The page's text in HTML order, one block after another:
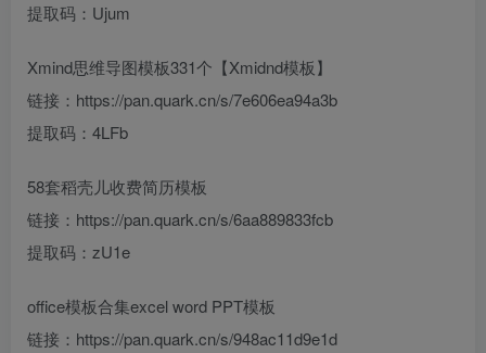
提取码：Ujum
Xmind思维导图模板331个【Xmidnd模板】
链接：https://pan.quark.cn/s/7e606ea94a3b
提取码：4LFb
58套稻壳儿收费简历模板
链接：https://pan.quark.cn/s/6aa889833fcb
提取码：zU1e
office模板合集excel word PPT模板
链接：https://pan.quark.cn/s/948ac11d9e1d